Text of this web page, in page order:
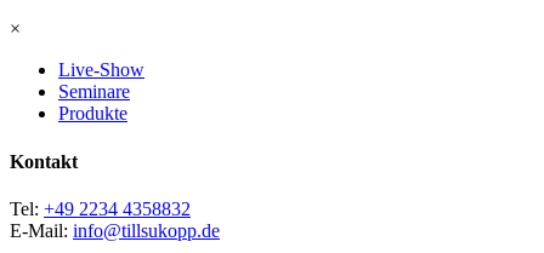
×
Live-Show
Seminare
Produkte
Kontakt
Tel: +49 2234 4358832
E-Mail: info@tillsukopp.de